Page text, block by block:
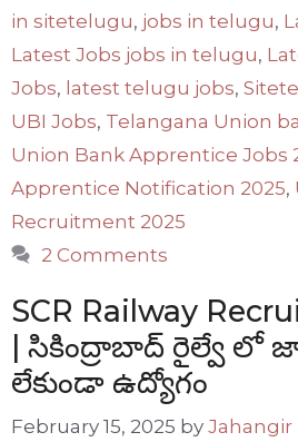
in sitetelugu, jobs in telugu,
Latest Jobs jobs in telugu,
Jobs, latest telugu jobs,
UBI Jobs, Telangana Union
Union Bank Apprentice Jobs
Apprentice Notification 2025,
Recruitment 2025
2 Comments
SCR Railway
| సికింద్రాబాద్ రైల్వే లో
లేకుండా ఉద్యోగం
February 15, 2025 by Jahangir